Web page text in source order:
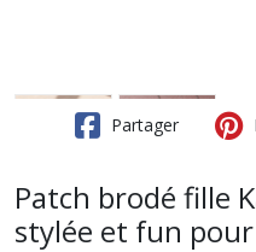
Partager
Patch brodé fille
stylée et fun